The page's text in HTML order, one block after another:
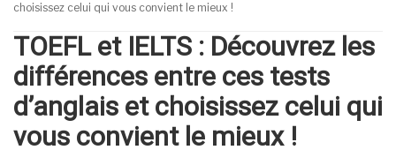
choisissez celui qui vous convient le mieux !
TOEFL et IELTS : Découvrez les
différences entre ces tests
d’anglais et choisissez celui qui
vous convient le mieux !